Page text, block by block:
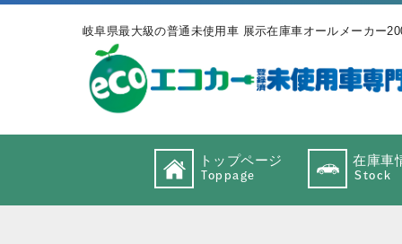
岐阜県最大級の普通未使用車 展示在庫車オールメーカー
トップページ
Toppage
在庫車
Stock